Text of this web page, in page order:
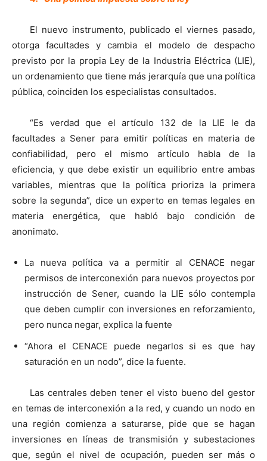
El nuevo instrumento, publicado el viernes pasado,
otorga facultades y cambia el modelo de despacho
previsto por la propia Ley de la Industria Eléctrica (LIE),
un ordenamiento que tiene más jerarquía que una política
pública, coinciden los especialistas consultados.
“Es verdad que el artículo 132 de la LIE le da
facultades a Sener para emitir políticas en materia de
confiabilidad, pero el mismo artículo habla de la
eficiencia, y que debe existir un equilibrio entre ambas
variables, mientras que la política prioriza la primera
sobre la segunda”, dice un experto en temas legales en
materia energética, que habló bajo condición de
anonimato.
La nueva política va a permitir al CENACE negar
permisos de interconexión para nuevos proyectos por
instrucción de Sener, cuando la LIE sólo contempla
que deben cumplir con inversiones en reforzamiento,
pero nunca negar, explica la fuente
“Ahora el CENACE puede negarlos si es que hay
saturación en un nodo”, dice la fuente.
Las centrales deben tener el visto bueno del gestor
en temas de interconexión a la red, y cuando un nodo en
una región comienza a saturarse, pide que se hagan
inversiones en líneas de transmisión y subestaciones
que, según el nivel de ocupación, pueden ser más o